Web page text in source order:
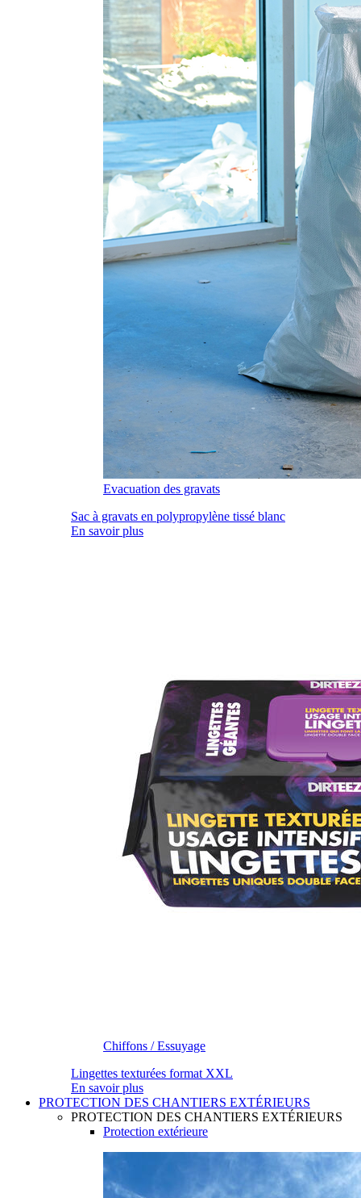
Evacuation des gravats
Sac à gravats en polypropylène tissé blanc
En savoir plus
Chiffons / Essuyage
Lingettes texturées format XXL
En savoir plus
PROTECTION DES CHANTIERS EXTÉRIEURS
PROTECTION DES CHANTIERS EXTÉRIEURS
Protection extérieure